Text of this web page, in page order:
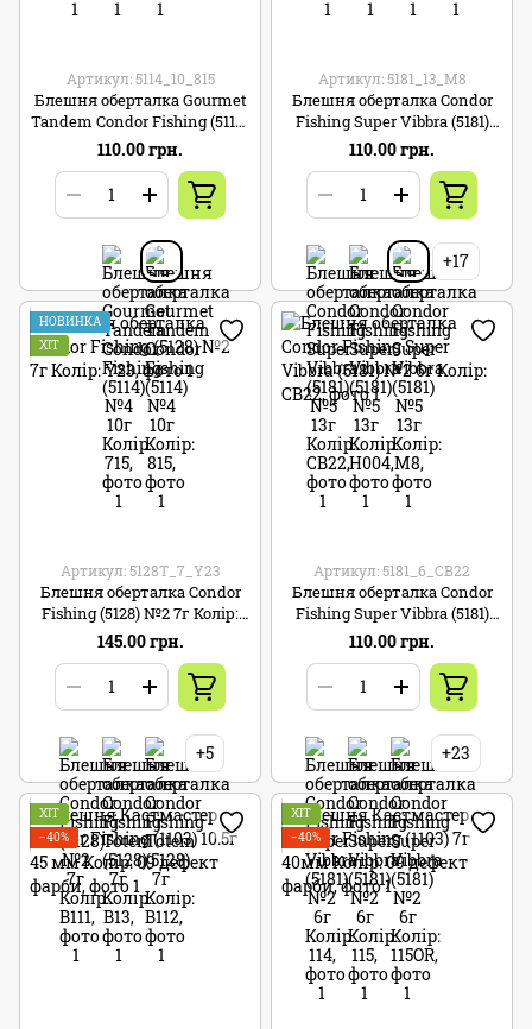
Артикул: 5114_10_815
Блешня оберталка Gourmet
Tandem Condor Fishing (5114)
№4 10г Колір: 815
110.00 грн.
Артикул: 5181_13_M8
Блешня оберталка Condor
Fishing Super Vibbra (5181)
№5 13г Колір: M8
110.00 грн.
+17
НОВИНКА
ХІТ
Артикул: 5128T_7_Y23
Блешня оберталка Condor
Fishing (5128) №2 7г Колір:
Y23
145.00 грн.
+5
Артикул: 5181_6_CB22
Блешня оберталка Condor
Fishing Super Vibbra (5181)
№2 6г Колір: CB22
110.00 грн.
+23
ХІТ
−40%
ХІТ
−40%